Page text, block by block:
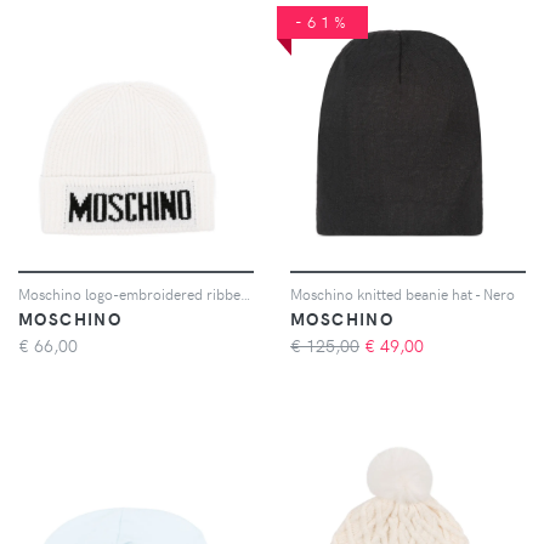
MOSCHINO
€ 66,00
-61%
Moschino knitted beanie hat - Nero
MOSCHINO
€ 125,00 € 49,00